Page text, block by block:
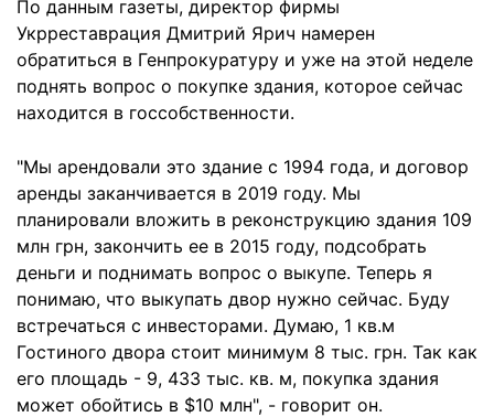
По данным газеты, директор фирмы
Укрреставрация Дмитрий Ярич намерен
обратиться в Генпрокуратуру и уже на этой неделе
поднять вопрос о покупке здания, которое сейчас
находится в госсобственности.
"Мы арендовали это здание с 1994 года, и договор
аренды заканчивается в 2019 году. Мы
планировали вложить в реконструкцию здания 109
млн грн, закончить ее в 2015 году, подсобрать
деньги и поднимать вопрос о выкупе. Теперь я
понимаю, что выкупать двор нужно сейчас. Буду
встречаться с инвесторами. Думаю, 1 кв.м
Гостиного двора стоит минимум 8 тыс. грн. Так как
его площадь - 9, 433 тыс. кв. м, покупка здания
может обойтись в $10 млн", - говорит он.